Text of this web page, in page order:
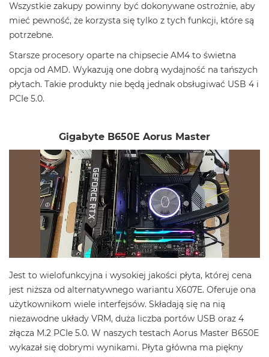
Wszystkie zakupy powinny być dokonywane ostrożnie, aby
mieć pewność, że korzysta się tylko z tych funkcji, które są
potrzebne.
Starsze procesory oparte na chipsecie AM4 to świetna
opcja od AMD. Wykazują one dobrą wydajność na tańszych
płytach. Takie produkty nie będą jednak obsługiwać USB 4 i
PCIe 5.0.
Gigabyte B650E Aorus Master
Jest to wielofunkcyjna i wysokiej jakości płyta, której cena
jest niższa od alternatywnego wariantu X607E. Oferuje ona
użytkownikom wiele interfejsów. Składają się na nią
niezawodne układy VRM, duża liczba portów USB oraz 4
złącza M.2 PCIe 5.0. W naszych testach Aorus Master B650E
wykazał się dobrymi wynikami. Płyta główna ma piękny